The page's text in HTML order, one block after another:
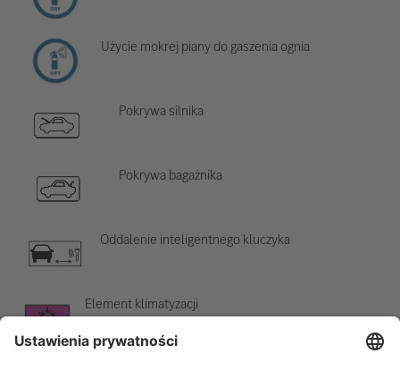
Użycie mokrej piany do gaszenia ognia
Pokrywa silnika
Pokrywa bagażnika
Oddalenie inteligentnego kluczyka
Element klimatyzacji